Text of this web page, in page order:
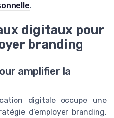
.
digitaux pour
branding
amplifier la
digitale occupe une
d’employer branding.